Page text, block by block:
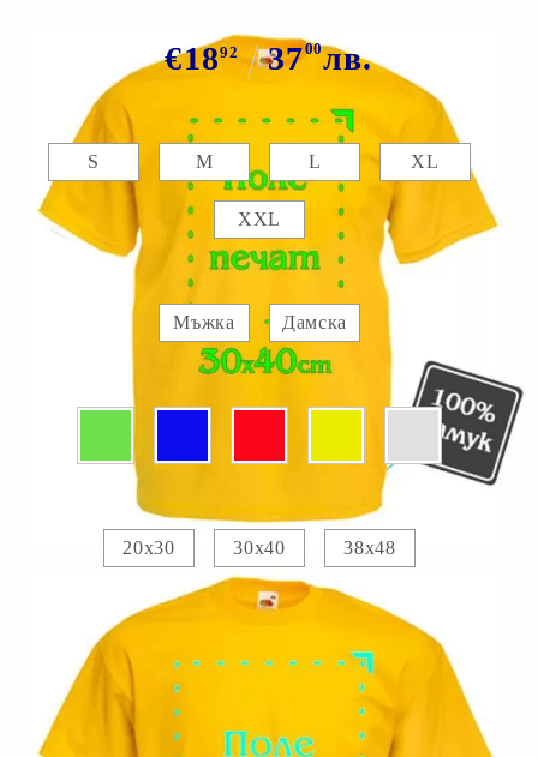
€1892 3700лв.
Размер: Таблица с размери
S M L XL
XXL
Мъжка Дамска
Печатно поле :
20х30 30х40 38х48
Прикачете изображение за отпечатване :
Изображение 1
Добавете текст за отпечатване: